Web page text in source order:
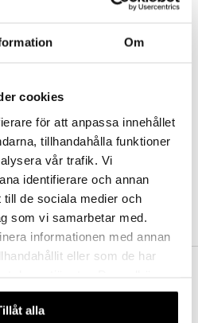
Om
cookies
för att anpassa innehållet
tillhandahålla funktioner
vår trafik. Vi
identifierare och annan
till de sociala medier och
som vi samarbetar med.
informationen med annan
eller som de har
av vår webbplats.
alla
siitä ostatko yksittäisen
joka ylittää 50 €.